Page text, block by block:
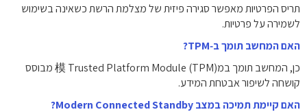
תריס הפרטיות מאפשר סגירה פיזית של מצלמת הרשת כשאינה בשימוש
לשמירה על פרטיות.
האם המחשב תומך ב‑TPM?
כן, המחשב תומך במ模 Trusted Platform Module (TPM) מבוסס
קושחה לשיפור אבטחת המידע.
האם קיימת תמיכה במצב Modern Connected Standby?